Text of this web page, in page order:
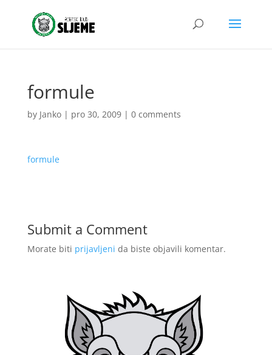
formule
by Janko| pro 30, 2009| 0 comments
formule
Submit a Comment
Morate biti prijavljeni da biste objavili komentar.